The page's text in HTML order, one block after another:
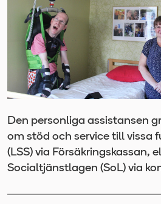
Den personliga assistansen
om stöd och service till vissa
(LSS) via Försäkringskassan,
Socialtjänstlagen (SoL) via